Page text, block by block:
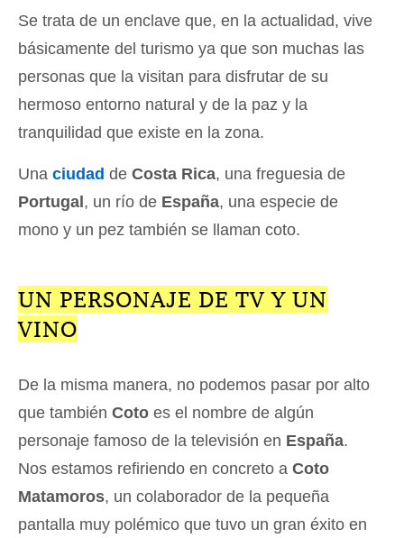
Se trata de un enclave que, en la actualidad, vive
básicamente del turismo ya que son muchas las
personas que la visitan para disfrutar de su
hermoso entorno natural y de la paz y la
tranquilidad que existe en la zona.
Una ciudad de Costa Rica, una freguesia de
Portugal, un río de España, una especie de
mono y un pez también se llaman coto.
UN PERSONAJE DE TV Y UN
VINO
De la misma manera, no podemos pasar por alto
que también Coto es el nombre de algún
personaje famoso de la televisión en España.
Nos estamos refiriendo en concreto a Coto
Matamoros, un colaborador de la pequeña
pantalla muy polémico que tuvo un gran éxito en